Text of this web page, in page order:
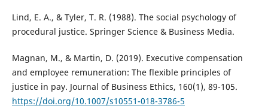
Lind, E. A., & Tyler, T. R. (1988). The social psychology of
procedural justice. Springer Science & Business Media.
Magnan, M., & Martin, D. (2019). Executive compensation
and employee remuneration: The flexible principles of
justice in pay. Journal of Business Ethics, 160(1), 89-105.
https://doi.org/10.1007/s10551-018-3786-5